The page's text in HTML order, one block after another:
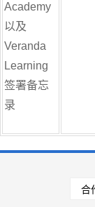
Academy
以及
Veranda
Learning
签署备忘
录